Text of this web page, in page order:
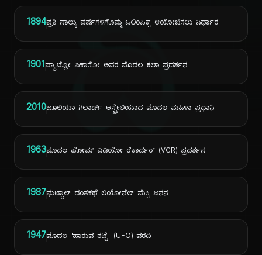
ದಿ
1894ಪ್ರತಿ ನಾಲ್ಕು ವರ್ಷಗಳಿಗೊಮ್ಮೆ ಒಲಿಂಪಿಕ್ಸ್ ಆಯೋಜಿಸಲು ನಿರ್ಧಾರ
1901ಪ್ಯಾಬ್ಲೋ ಪಿಕಾಸೋ ಅವರ ಮೊದಲ ಕಲಾ ಪ್ರದರ್ಶನ
2010ಜೂಲಿಯಾ ಗಿಲಾರ್ಡ್ ಆಸ್ಟ್ರೇಲಿಯಾದ ಮೊದಲ ಮಹಿಳಾ ಪ್ರಧಾನಿ
1963ಮೊದಲ ಹೋಮ್ ವಿಡಿಯೋ ರೆಕಾರ್ಡರ್ (VCR) ಪ್ರದರ್ಶನ
1987ಫುಟ್ಬಾಲ್ ದಂತಕಥೆ ಲಿಯೋನೆಲ್ ಮೆಸ್ಸಿ ಜನನ
1947ಮೊದಲ 'ಹಾರುವ ತಟ್ಟೆ' (UFO) ವರದಿ